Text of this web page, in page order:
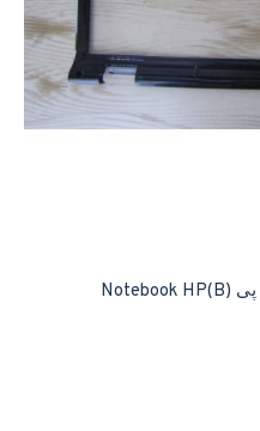
قاب دور ال سی دی نوت بوک اچ پی (B)Notebook HP